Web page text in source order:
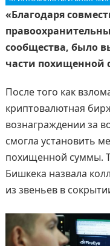
«Благодаря
сообщества, было
части похищенной
После того как
криптовалютная
вознаграждении за
смогла установить
похищенной суммы.
Бишкека назвала
из звеньев в